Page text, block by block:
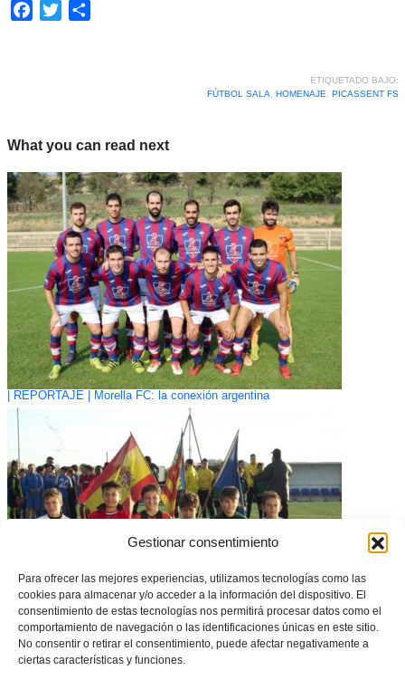
Gestionar consentimiento
Para ofrecer las mejores experiencias, utilizamos tecnologías como las
cookies para almacenar y/o acceder a la información del dispositivo. El
consentimiento de estas tecnologías nos permitirá procesar datos como el
comportamiento de navegación o las identificaciones únicas en este sitio.
No consentir o retirar el consentimiento, puede afectar negativamente a
ciertas características y funciones.
Facebook
Twitter
ETIQUETADO BAJO:
FÚTBOL SALA
HOMENAJE PICASSENT FS
What you can read next
| REPORTAJE | Morella FC: la conexión argentina
Acaba la Primera Fase de la IX Copa Federación Alevín